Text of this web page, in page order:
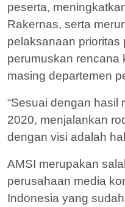
peserta,
Rakernas, serta
pelaksanaan prioritas
perumuskan rencana
masing departemen
“Sesuai dengan hasil
2020, menjalankan
dengan visi adalah
AMSI merupakan
perusahaan media
Indonesia yang